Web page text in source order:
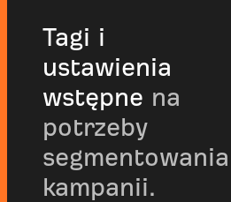
Tagi i
ustawienia
wstępne na
potrzeby
segmentowania
kampanii.